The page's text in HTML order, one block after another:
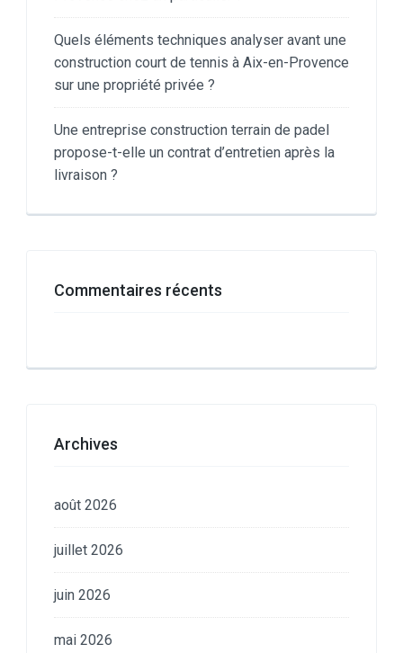
Quels éléments techniques analyser avant une
construction court de tennis à Aix-en-Provence
sur une propriété privée ?
Une entreprise construction terrain de padel
propose-t-elle un contrat d’entretien après la
livraison ?
Commentaires récents
Archives
août 2026
juillet 2026
juin 2026
mai 2026